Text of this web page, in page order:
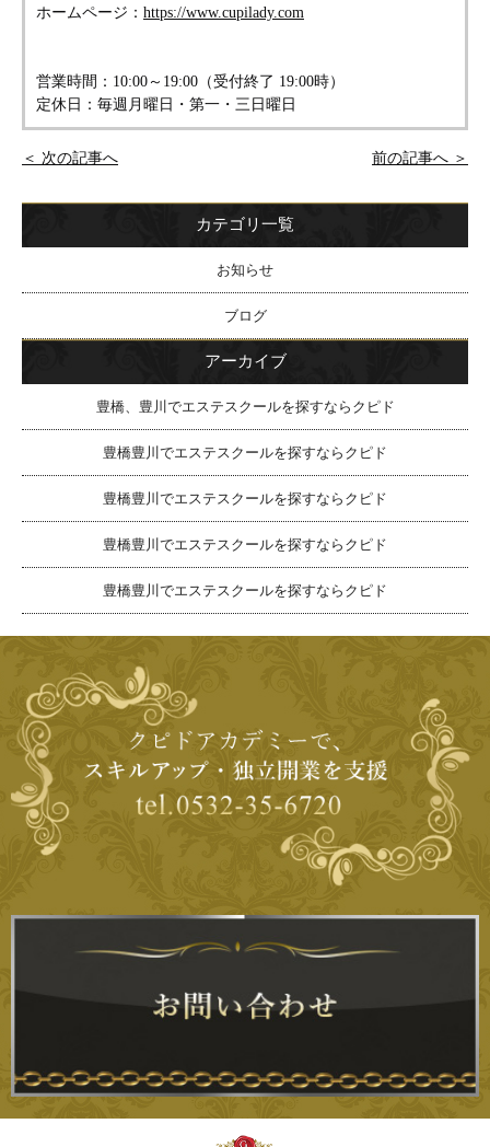
ホームページ： https://www.cupilady.com
営業時間：10:00～19:00（受付終了 19:00時）
定休日：毎週月曜日・第一・三日曜日
＜ 次の記事へ 前の記事へ ＞
カテゴリ一覧
お知らせ
ブログ
アーカイブ
豊橋、豊川でエステスクールを探すならクピド
豊橋豊川でエステスクールを探すならクピド
豊橋豊川でエステスクールを探すならクピド
豊橋豊川でエステスクールを探すならクピド
豊橋豊川でエステスクールを探すならクピド